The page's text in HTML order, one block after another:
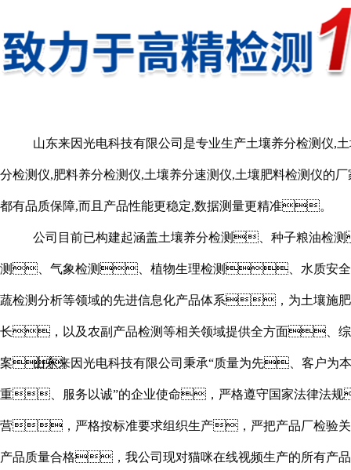
山东来因光电科技有限公司是专业生产土壤养分检测仪,
分检测仪,肥料养分检测仪,土壤养分速测仪,土壤肥料检测仪的
都有品质保障,而且产品性能更稳定,数据测量更精准。
公司目前已构建起涵盖土壤养分检测、种子粮油检
测、气象检测、植物生理检测、水质安
蔬检测分析等领域的先进信息化产品体系，为土壤施
长，以及农副产品检测等相关领域提供全方面、综
案。
山东来因光电科技有限公司秉承“质量为先、客户
重、服务以诚”的企业使命，严格遵守国家法律法
营，严格按标准要求组织生产，严把产品厂检
产品质量合格，我公司现对猫咪在线视频生产的所有